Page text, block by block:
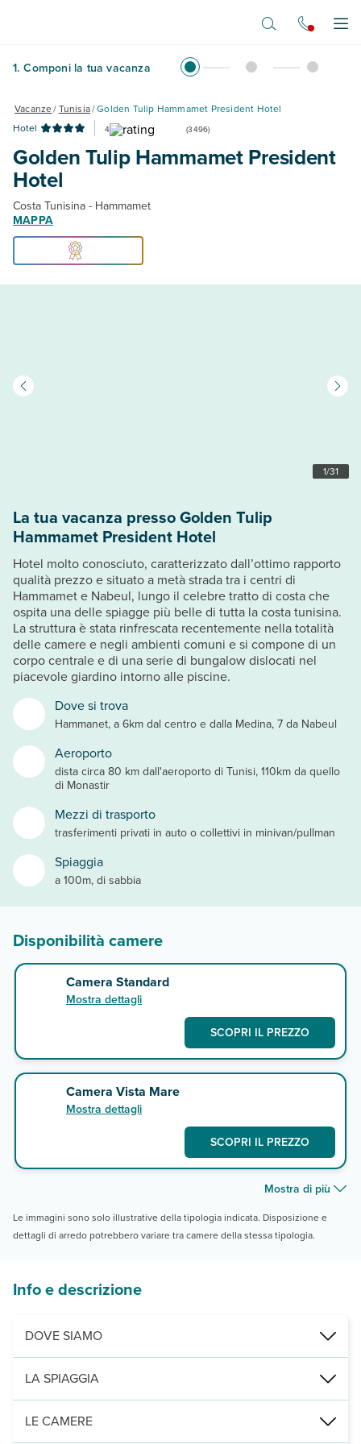
1. Componi la tua vacanza
Vacanze/Tunisia/Golden Tulip Hammamet President Hotel
Hotel
4 (3496)
Golden Tulip Hammamet President
Hotel
Costa Tunisina - Hammamet
MAPPA
1/31
Dove si trova
Hammanet, a 6km dal centro e dalla Medina, 7 da Nabeul
Aeroporto
dista circa 80 km dall'aeroporto di Tunisi, 110km da quello
di Monastir
Mezzi di trasporto
trasferimenti privati in auto o collettivi in minivan/pullman
Spiaggia
a 100m, di sabbia
La tua vacanza presso Golden Tulip
Hammamet President Hotel
Hotel molto conosciuto, caratterizzato dall’ottimo rapporto
qualità prezzo e situato a metà strada tra i centri di
Hammamet e Nabeul, lungo il celebre tratto di costa che
ospita una delle spiagge più belle di tutta la costa tunisina.
La struttura è stata rinfrescata recentemente nella totalità
delle camere e negli ambienti comuni e si compone di un
corpo centrale e di una serie di bungalow dislocati nel
piacevole giardino intorno alle piscine.
Disponibilità camere
Camera Standard
Mostra dettagli
SCOPRI IL PREZZO
Camera Vista Mare
Mostra dettagli
SCOPRI IL PREZZO
Mostra di più
Le immagini sono solo illustrative della tipologia indicata. Disposizione e
dettagli di arredo potrebbero variare tra camere della stessa tipologia.
Info e descrizione
DOVE SIAMO
Hammamet, a 100 m dalla spiaggia, 6 km dal centro della
LA SPIAGGIA
a 100 m, attraversando una strada, di sabbia e privata,
LE CAMERE